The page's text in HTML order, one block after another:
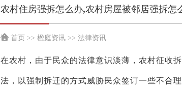
农村住房强拆怎么办,农村房屋被邻居强拆怎
首页 >> 楹庭资讯 >> 法律资讯
在农村，由于民众的法律意识淡薄，农村征收
法，以强制拆迁的方式威胁民众签订一些不合